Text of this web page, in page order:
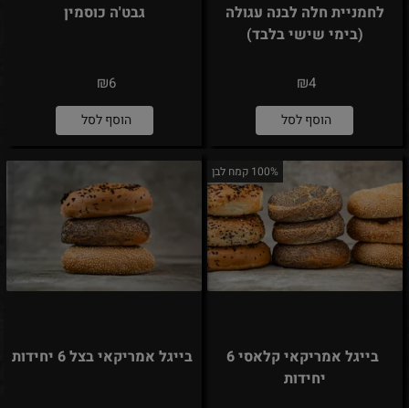
לחמניית חלה לבנה עגולה
(בימי שישי בלבד)
₪4
הוסף לסל
גבט'ה כוסמין
₪6
הוסף לסל
100% קמח לבן
בייגל אמריקאי קלאסי 6
יחידות
בייגל אמריקאי בצל 6 יחידות